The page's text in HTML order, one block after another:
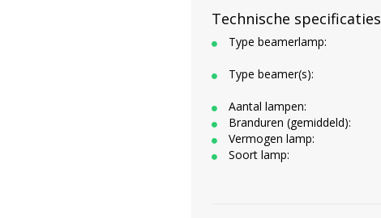
Technische specificaties
Type beamerlamp:
Type beamer(s):
Aantal lampen:
Branduren (gemiddeld):
Vermogen lamp:
Soort lamp: